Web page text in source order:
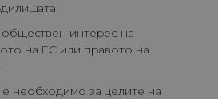
интерес на
на ЕС или правото на
необходимо за целите на